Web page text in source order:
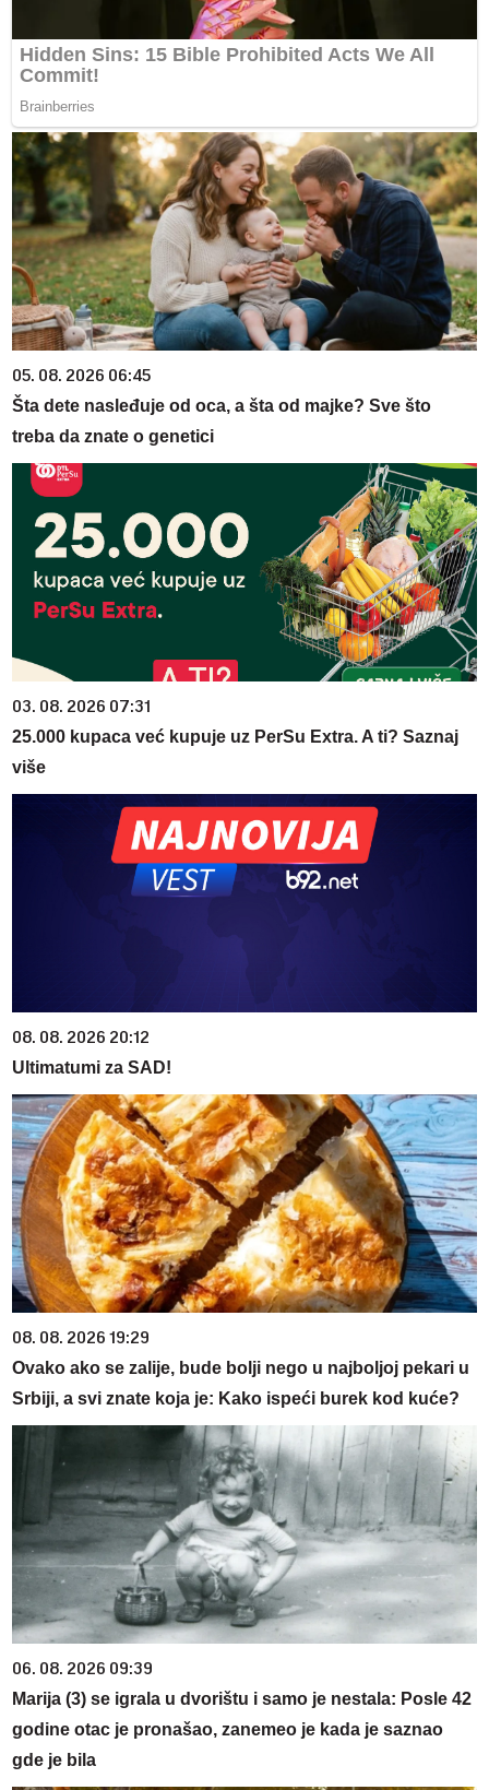
05. 08. 2026 06:45
Šta dete nasleđuje od oca, a šta od majke? Sve što
treba da znate o genetici
03. 08. 2026 07:31
25.000 kupaca već kupuje uz PerSu Extra. A ti? Saznaj
više
08. 08. 2026 20:12
Ultimatumi za SAD!
08. 08. 2026 19:29
Ovako ako se zalije, bude bolji nego u najboljoj pekari u
Srbiji, a svi znate koja je: Kako ispeći burek kod kuće?
06. 08. 2026 09:39
Marija (3) se igrala u dvorištu i samo je nestala: Posle 42
godine otac je pronašao, zanemeo je kada je saznao
gde je bila